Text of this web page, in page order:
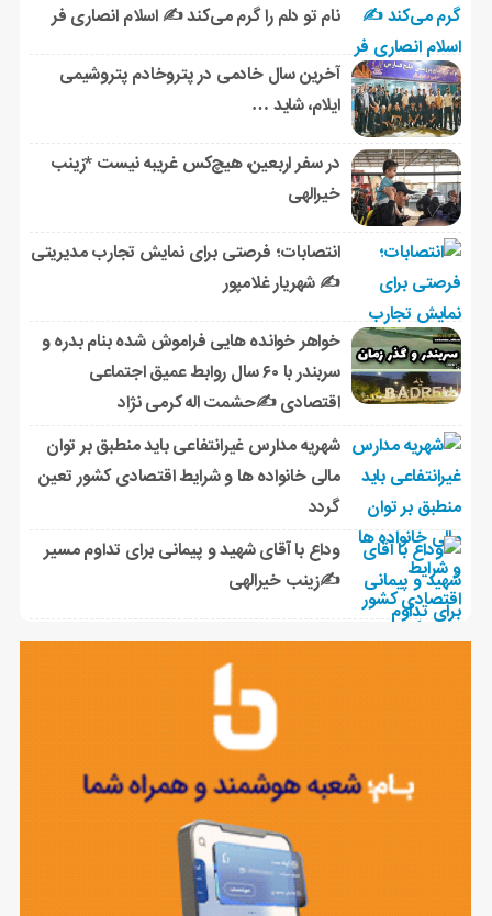
نام تو دلم را گرم می‌کند ✍️ اسلام انصاری فر
آخرین سال خادمی در پتروخادم پتروشیمی
ایلام، شاید …
در سفر اربعین، هیچ‌کس غریبه نیست *زینب
خیرالهی
انتصابات؛ فرصتی برای نمایش تجارب مدیریتی
✍ شهریار غلامپور
خواهر خوانده هایی فراموش شده بنام بدره و
سربندر با ۶۰ سال روابط عمیق اجتماعی
اقتصادی ✍حشمت اله کرمی نژاد
شهریه مدارس غیرانتفاعی باید منطبق بر توان
مالی خانواده ها و شرایط اقتصادی کشور تعین
گردد
وداع با آقای شهید و پیمانی برای تداوم مسیر
✍زینب خیرالهی